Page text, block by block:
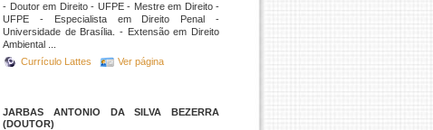
- Doutor em Direito - UFPE - Mestre em Direito -
UFPE - Especialista em Direito Penal -
Universidade de Brasília. - Extensão em Direito
Ambiental ...
Currículo Lattes
Ver página
JARBAS ANTONIO DA SILVA BEZERRA
(DOUTOR)